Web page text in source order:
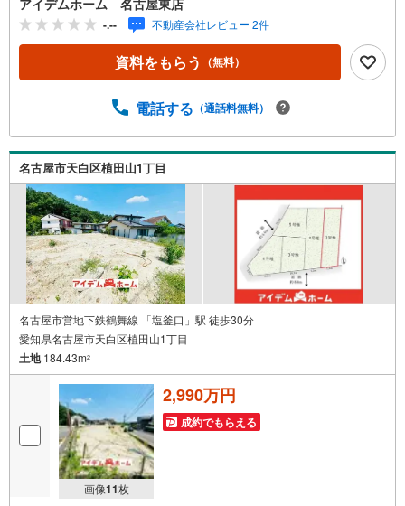
歩24分（約1920m）■大坪小学校 :徒歩20分（約1580m）
■御幸山中学校:徒歩37分（約2930m）＜自己資金0円でも大
丈夫！＞*水曜日も営業しております！*今から見たい！聞
きたい！にスピード対応！*自己資金なしでも購入出来ま
もおまかせください！弊社HPにて物件のルームツアーMOV
ご紹介しております♪さらに店内には豊富な物件資料や発
売予定物件等ございます☆この機会にぜひお問い合わせく
ださい♪
-.-- 不動産会社レビュー 2件
資料をもらう （無料）
電話する （通話料無料）
名古屋市天白区植田山1丁目
名古屋市営地下鉄鶴舞線 「塩釜口」駅 徒歩30分
愛知県名古屋市天白区植田山1丁目
土地184.43m2
画像11枚
2,990万円
成約でもらえる